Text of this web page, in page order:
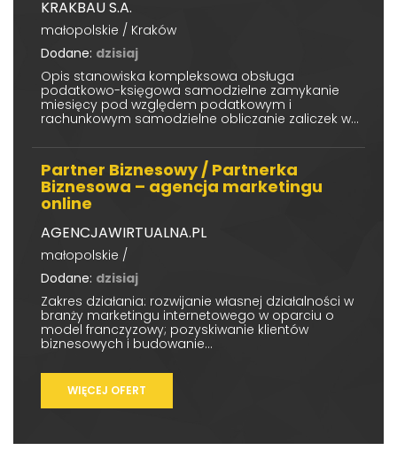
KRAKBAU S.A.
małopolskie / Kraków
Dodane: dzisiaj
Opis stanowiska kompleksowa obsługa
podatkowo-księgowa samodzielne zamykanie
miesięcy pod względem podatkowym i
rachunkowym samodzielne obliczanie zaliczek w...
Partner Biznesowy / Partnerka
Biznesowa – agencja marketingu
online
AGENCJAWIRTUALNA.PL
małopolskie /
Dodane: dzisiaj
Zakres działania: rozwijanie własnej działalności w
branży marketingu internetowego w oparciu o
model franczyzowy; pozyskiwanie klientów
biznesowych i budowanie...
WIĘCEJ OFERT